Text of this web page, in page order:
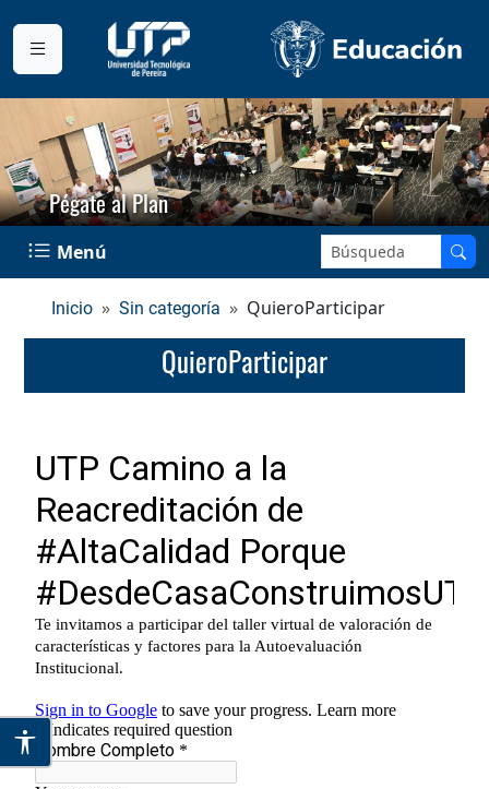
Pégate al Plan
Menú Buscar en el sitio:
Inicio Sin categoría QuieroParticipar
QuieroParticipar